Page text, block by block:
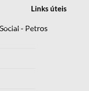
Linksúteis
- Petros